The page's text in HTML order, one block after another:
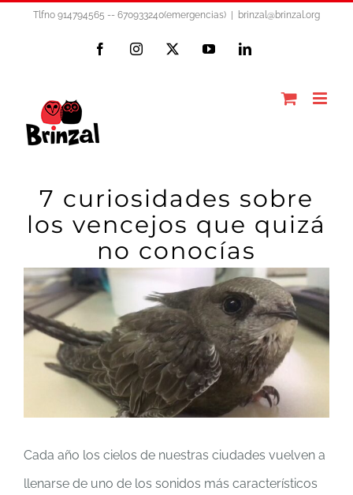
Tlfno 914794565 -- 670933240(emergencias) brinzal@brinzal.org
FacebookInstagram YouTubeLinkedIn
7 curiosidades sobre
los vencejos que quizá
no conocías
Ver
imagen
más
grande
Cada año los cielos de nuestras ciudades vuelven a
llenarse de uno de los sonidos más característicos